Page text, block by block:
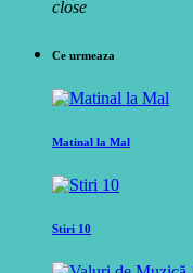
close
Ce urmeaza
Matinal la Mal
Stiri 10